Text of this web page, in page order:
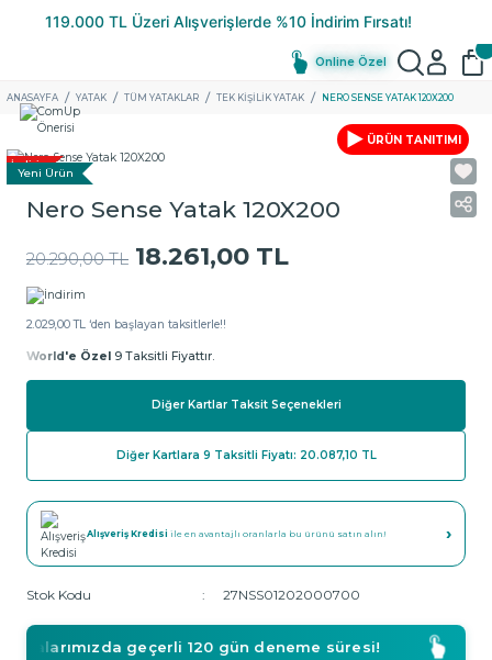
Online Özel
ANASAYFA YATAK TÜM YATAKLAR TEK KIŞILIK YATAK NERO SENSE YATAK 120X200
İndirim
ÜRÜN TANITIMI
Yeni Ürün
Nero Sense Yatak 120X200
20.290,00 TL 18.261,00 TL
2.029,00 TL ‘den başlayan taksitlerle!!
World'e Özel 9 Taksitli Fiyattır.
Diğer Kartlar Taksit Seçenekleri
Diğer Kartlara 9 Taksitli Fiyatı: 20.087,10 TL
Alışveriş Kredisi ile en avantajlı oranlarla bu ürünü satın alın! ›
Stok Kodu 27NSS01202000700
geçerli 120 gün deneme süresi!